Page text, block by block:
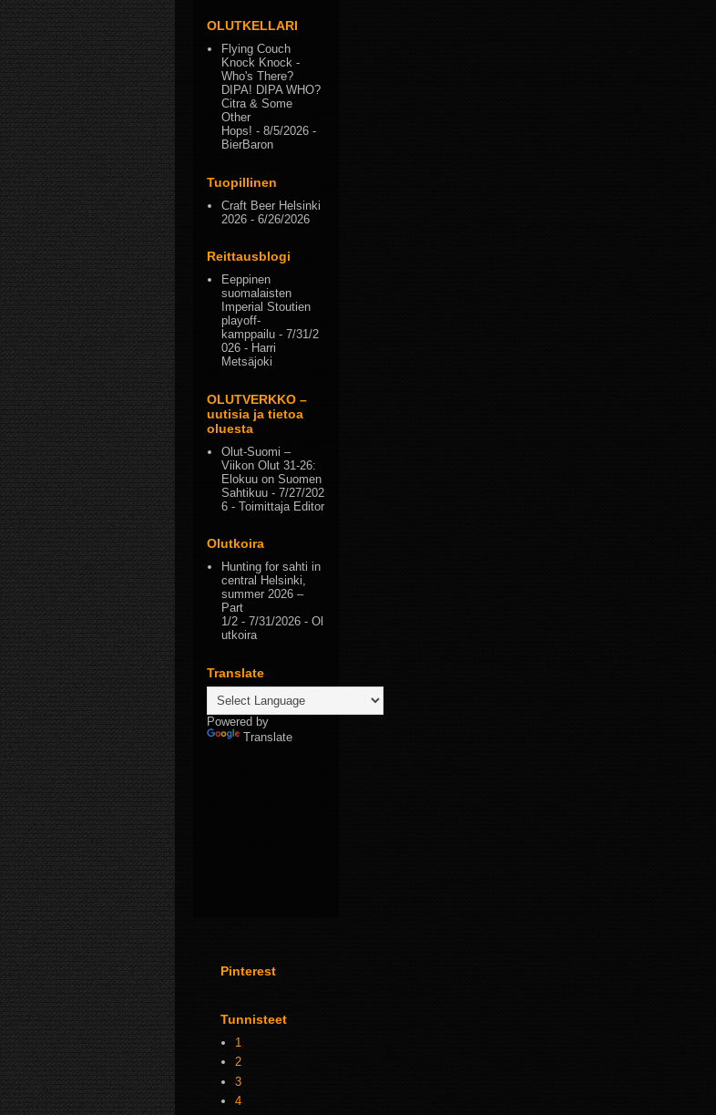
OLUTKELLARI
Flying Couch
Knock Knock -
Who's There?
DIPA! DIPA WHO?
Citra & Some
Other
Hops! - 8/5/2026 -
BierBaron
Tuopillinen
Craft Beer Helsinki
2026 - 6/26/2026
Reittausblogi
Eeppinen
suomalaisten
Imperial Stoutien
playoff-
kamppailu - 7/31/2
026 - Harri
Metsäjoki
OLUTVERKKO –
uutisia ja tietoa
oluesta
Olut-Suomi –
Viikon Olut 31-26:
Elokuu on Suomen
Sahtikuu - 7/27/202
6 - Toimittaja Editor
Olutkoira
Hunting for sahti in
central Helsinki,
summer 2026 –
Part
1/2 - 7/31/2026 - Ol
utkoira
Translate
Powered by
Translate
Pinterest
Tunnisteet
1
2
3
4